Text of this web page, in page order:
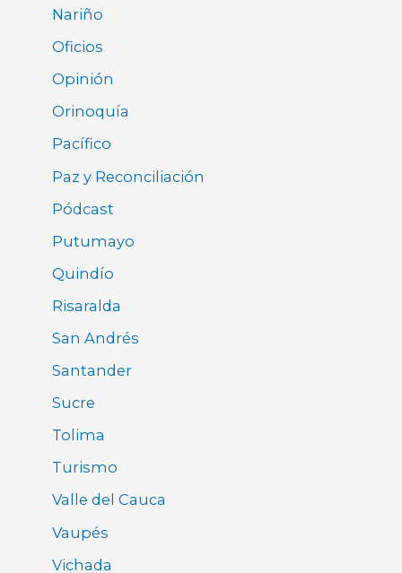
Nariño
Oficios
Opinión
Orinoquía
Pacífico
Paz y Reconciliación
Pódcast
Putumayo
Quindío
Risaralda
San Andrés
Santander
Sucre
Tolima
Turismo
Valle del Cauca
Vaupés
Vichada